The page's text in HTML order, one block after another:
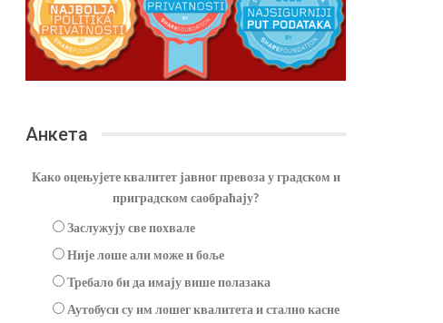
Анкета
Како оцењујете квалитет јавног превоза у градском и
приградском саобраћају?
Заслужују све похвале
Није лоше али може и боље
Требало би да имају више полазака
Аутобуси су им лошег квалитета и стално касне